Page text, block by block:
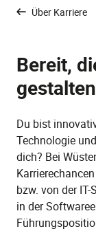
Über Karriere
Bereit,
Du bist
Technologie
dich? Bei
bzw. von der
in der